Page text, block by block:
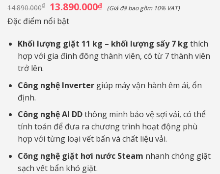
14.890.000₫ Giá
gốc
là:
14.890.000₫.
13.890.000₫Giá
hiện
(Giá đã bao gồm 10% VAT)
Đặc điểm nổi bật
Khối lượng giặt 11 kg – khối lượng sấy 7 kg thích
hợp với gia đình đông thành viên, có từ 7 thành viên
trở lên.
Công nghệ Invertergiúp máy vận hành êm ái, ổn
định.
Công nghệ AI DDthông minh bảo vệ sợi vải, có thể
tính toán để đưa ra chương trình hoạt động phù
hợp với từng loại vết bẩn và chất liệu vải.
Công nghệ giặt hơi nước Steam nhanh chóng giặt
sạch vết bẩn khó giặt.